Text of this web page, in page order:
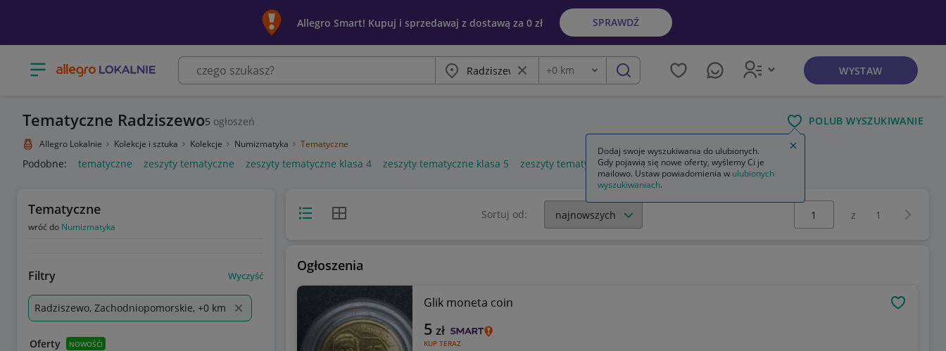
Allegro Smart! Kupuj i sprzedawaj z dostawą za 0 zł SPRAWDŹ
Otwórz menu z kategoriami Miasto Wyczyść frazę
Odległość
+0 km szukaj WYSTAW
Tematyczne Radziszewo5 ogłoszeń POLUB WYSZUKIWANIE
Allegro Lokalnie Kolekcje i sztuka Kolekcje Numizmatyka Tematyczne
Podobne: tematyczne zeszyty tematyczne zeszyty tematyczne klasa 4 zeszyty tematyczne klasa 5 zeszyty tematyczne klasa 6
Tematyczne
wróć do Numizmatyka
Filtry Wyczyść
Radziszewo, Zachodniopomorskie, +0 km
Oferty NOWOŚĆ!
Widok listyWidok siatki Sortuj od:
Wybierz stronę:
z 1
Ogłoszenia
Glik moneta coin
KUP TERAZ
5 zł
Dodaj swoje wyszukiwania do ulubionych.
Gdy pojawią się nowe oferty, wyślemy Ci je
mailowo. Ustaw powiadomienia w ulubionych
wyszukiwaniach.
Zamknij wskazówkę